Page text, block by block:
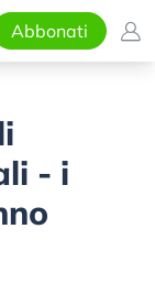
Abbonati
- i